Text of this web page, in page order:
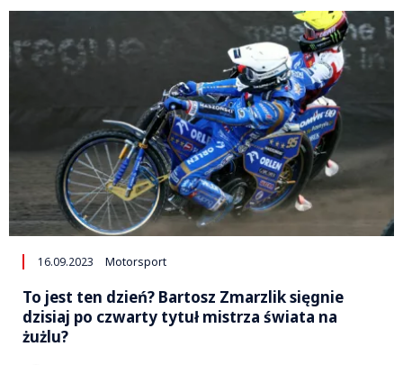
16.09.2023 Motorsport
To jest ten dzień? Bartosz Zmarzlik sięgnie
dzisiaj po czwarty tytuł mistrza świata na
żużlu?